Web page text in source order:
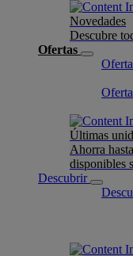
Novedades
Descubre
Ofertas
Últimas
Ahorra
disponibles
Descubrir